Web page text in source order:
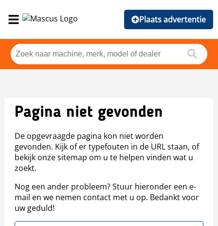
Plaats advertentie
Pagina niet gevonden
De opgevraagde pagina kon niet worden
gevonden. Kijk of er typefouten in de URL staan, of
bekijk onze sitemap om u te helpen vinden wat u
zoekt.
Nog een ander probleem? Stuur hieronder een e-
mail en we nemen contact met u op. Bedankt voor
uw geduld!